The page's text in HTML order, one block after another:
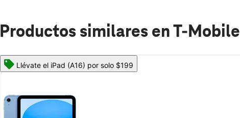
Productos similares en T-
Llévate el iPad (A16) por solo $199